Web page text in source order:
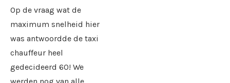
Op de vraag wat de
maximum snelheid hier
was antwoordde de taxi
chauffeur heel
gedecideerd 60! We